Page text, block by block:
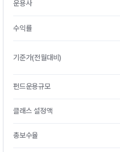
운용사
수익률
기준가(전월대비)
펀드운용규모
클래스 설정액
총보수율